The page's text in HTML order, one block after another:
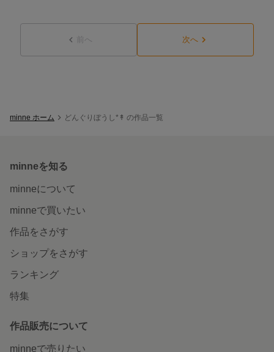
前へ 次へ
minne ホーム どんぐりぼうし*↟ の作品一覧
minneを知る
minneについて
minneで買いたい
作品をさがす
ショップをさがす
ランキング
特集
作品販売について
minneで売りたい